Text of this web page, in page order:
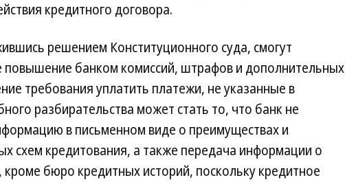
кредитного договора.
решением Конституционного суда, смогут
повышение банком комиссий, штрафов и дополнительных
требования уплатить платежи, не указанные в
разбирательства может стать то, что банк не
в письменном виде о преимуществах и
схем кредитования, а также передача информации о
бюро кредитных историй, поскольку кредитное